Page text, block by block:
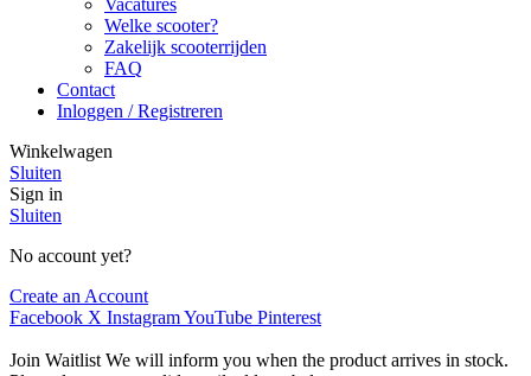
Welke scooter?
Zakelijk scooterrijden
FAQ
Contact
Inloggen / Registreren
Winkelwagen
Sluiten
Sign in
Sluiten
No account yet?
Create an Account
Facebook X InstagramYouTube Pinterest
Join Waitlist We will inform you when the product arrives in stock.